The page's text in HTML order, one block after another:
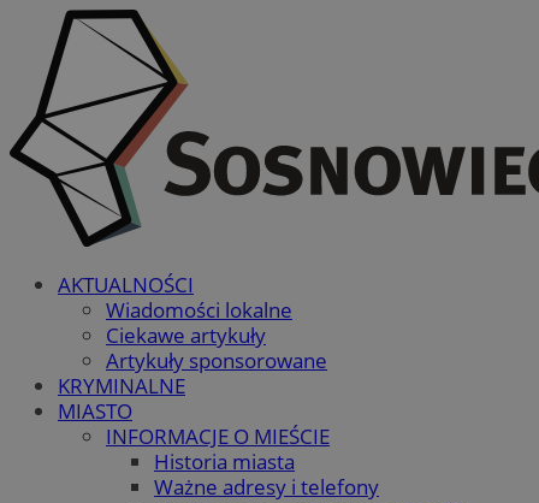
AKTUALNOŚCI
Wiadomości lokalne
Ciekawe artykuły
Artykuły sponsorowane
KRYMINALNE
MIASTO
INFORMACJE O MIEŚCIE
Historia miasta
Ważne adresy i telefony